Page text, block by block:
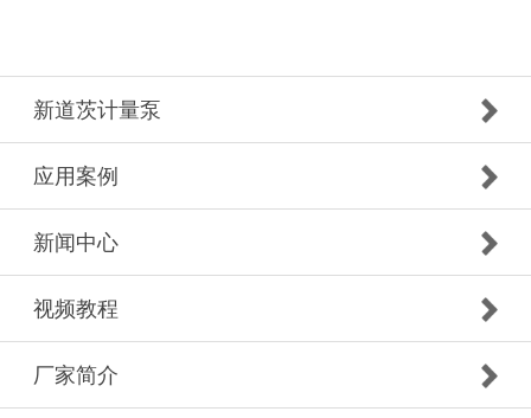
新道茨计量泵
应用案例
新闻中心
视频教程
厂家简介